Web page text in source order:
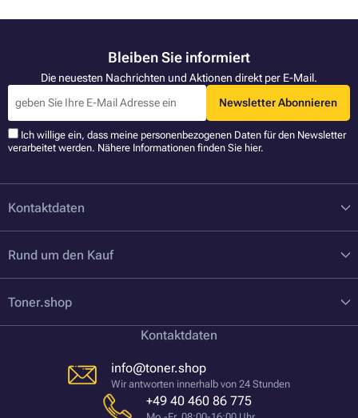
Bleiben Sie informiert
Die neuesten Nachrichten und Aktionen direkt per E-Mail.
Newsletter Abonnieren
Ich willige ein, dass meine personenbezogenen Daten für den Newsletter
verarbeitet werden. Nähere Informationen finden Sie hier.
Kontaktdaten
Rund um den Kauf
Toner.shop
Kontaktdaten
info@toner.shop
Wir antworten innerhalb von 24 Stunden
+49 40 460 86 775